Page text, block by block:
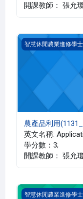
開課教師： 張允
農產品利用
智慧休閒農業進修學
農產品利用
英文名稱:
學分數：3;
開課教師： 張允
農產品利用
智慧休閒農業進修學